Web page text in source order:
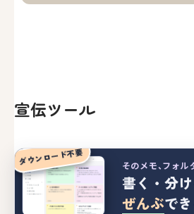
宣伝ツール
ダウンロード不要 そのメモ、フォル
書く・分け
ぜんぶで